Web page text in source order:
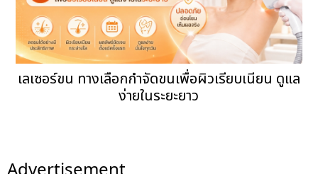
เลเซอร์ขน ทางเลือกกำจัดขนเพื่อผิวเรียบเนียน ดูแล
ง่ายในระยะยาว
Advertisement